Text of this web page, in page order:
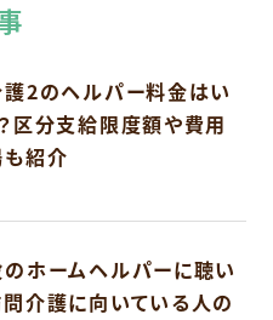
2のヘルパー料金はい
区分支給限度額や費用
紹介
ホームヘルパーに聴い
介護に向いている人の